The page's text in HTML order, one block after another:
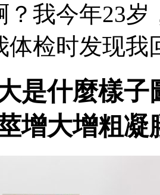
？我今年23
体检时发现我
是什麼樣
增大增粗